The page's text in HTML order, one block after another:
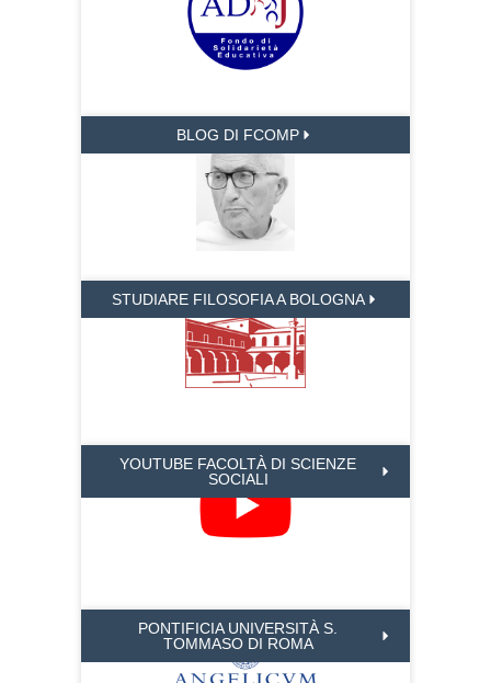
BLOG DI FCOMP
STUDIARE FILOSOFIA A BOLOGNA
YOUTUBE FACOLTÀ DI SCIENZE
SOCIALI
PONTIFICIA UNIVERSITÀ S.
TOMMASO DI ROMA